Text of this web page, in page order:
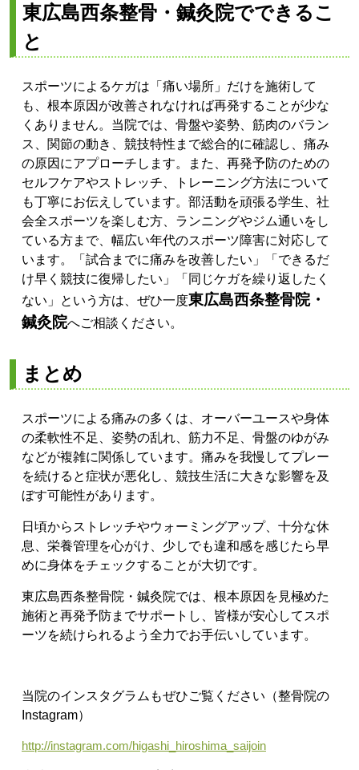
東広島西条整骨・鍼灸院でできるこ
と
スポーツによるケガは「痛い場所」だけを施術して
も、根本原因が改善されなければ再発することが少な
くありません。当院では、骨盤や姿勢、筋肉のバラン
ス、関節の動き、競技特性まで総合的に確認し、痛み
の原因にアプローチします。また、再発予防のための
セルフケアやストレッチ、トレーニング方法について
も丁寧にお伝えしています。部活動を頑張る学生、社
会全スポーツを楽しむ方、ランニングやジム通いをし
ている方まで、幅広い年代のスポーツ障害に対応して
います。「試合までに痛みを改善したい」「できるだ
け早く競技に復帰したい」「同じケガを繰り返したく
ない」という方は、ぜひ一度東広島西条整骨院・
鍼灸院へご相談ください。
まとめ
スポーツによる痛みの多くは、オーバーユースや身体
の柔軟性不足、姿勢の乱れ、筋力不足、骨盤のゆがみ
などが複雑に関係しています。痛みを我慢してプレー
を続けると症状が悪化し、競技生活に大きな影響を及
ぼす可能性があります。
日頃からストレッチやウォーミングアップ、十分な休
息、栄養管理を心がけ、少しでも違和感を感じたら早
めに身体をチェックすることが大切です。
東広島西条整骨院・鍼灸院では、根本原因を見極めた
施術と再発予防までサポートし、皆様が安心してスポ
ーツを続けられるよう全力でお手伝いしています。
当院のインスタグラムもぜひご覧ください（整骨院の
Instagram）
http://instagram.com/higashi_hiroshima_saijoin